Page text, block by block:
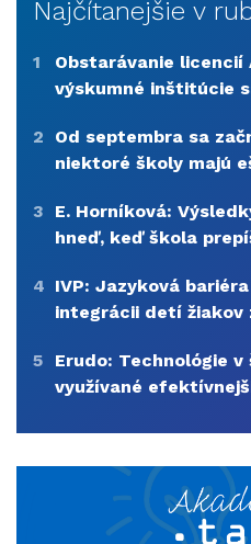
Najčítanejšie v
1
Obstarávanie licencií
výskumné inštitúcie
2
Od septembra sa
niektoré školy majú
3
E. Horníková:
hneď, keď škola
4 IVP: Jazyková
integrácii detí žiakov
5
Erudo: Technológie
využívané